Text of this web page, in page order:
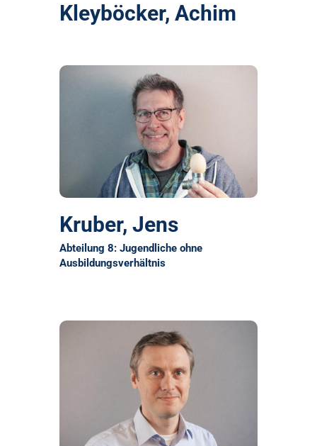
Kleyböcker, Achim
Kruber, Jens
Abteilung 8: Jugendliche ohne
Ausbildungsverhältnis